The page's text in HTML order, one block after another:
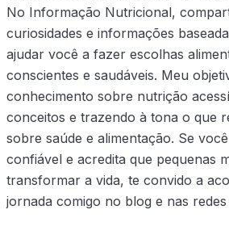
No Informação Nutricional,
curiosidades e informações
ajudar você a fazer escolhas
conscientes e saudáveis. Meu
conhecimento sobre nutrição
conceitos e trazendo à tona o que
sobre saúde e alimentação. Se
confiável e acredita que pequenas
transformar a vida, te convido a
jornada comigo no blog e nas redes